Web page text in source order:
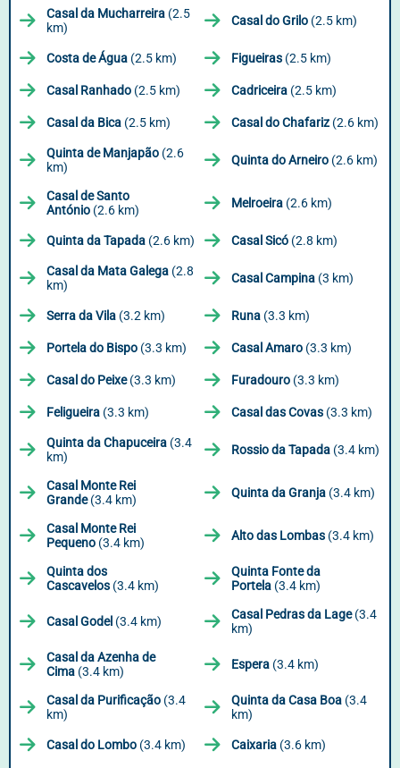
Casal da Mucharreira (2.5
km)
Casal do Grilo (2.5 km)
Costa de Água (2.5 km) Figueiras (2.5 km)
Casal Ranhado (2.5 km) Cadriceira (2.5 km)
Casal da Bica (2.5 km) Casal do Chafariz (2.6 km)
Quinta de Manjapão (2.6
km)
Quinta do Arneiro (2.6 km)
Casal de Santo
António (2.6 km) Melroeira (2.6 km)
Quinta da Tapada (2.6 km) Casal Sicó (2.8 km)
Casal da Mata Galega (2.8
km)
Casal Campina (3 km)
Serra da Vila (3.2 km) Runa (3.3 km)
Portela do Bispo (3.3 km) Casal Amaro (3.3 km)
Casal do Peixe(3.3 km) Furadouro (3.3 km)
Feligueira (3.3 km) Casal das Covas (3.3 km)
Quinta da Chapuceira (3.4
km)
Rossio da Tapada (3.4 km)
Casal Monte Rei
Grande(3.4 km) Quinta da Granja (3.4 km)
Casal Monte Rei
Pequeno (3.4 km) Alto das Lombas (3.4 km)
Quinta dos
Cascavelos (3.4 km)
Quinta Fonte da
Portela (3.4 km)
Casal Godel (3.4 km) Casal Pedras da Lage(3.4
km)
Casal da Azenha de
Cima (3.4 km) Espera (3.4 km)
Casal da Purificação (3.4
km)
Quinta da Casa Boa (3.4
km)
Casal do Lombo (3.4 km) Caixaria (3.6 km)